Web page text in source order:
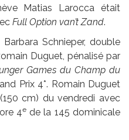
Matias Larocca était
Full Option van’t Zand.
Schnieper, double
Duguet, pénalisé par
Games du Champ du
Prix 4*. Romain Duguet
cm) du vendredi avec
4ede la 145 dominicale